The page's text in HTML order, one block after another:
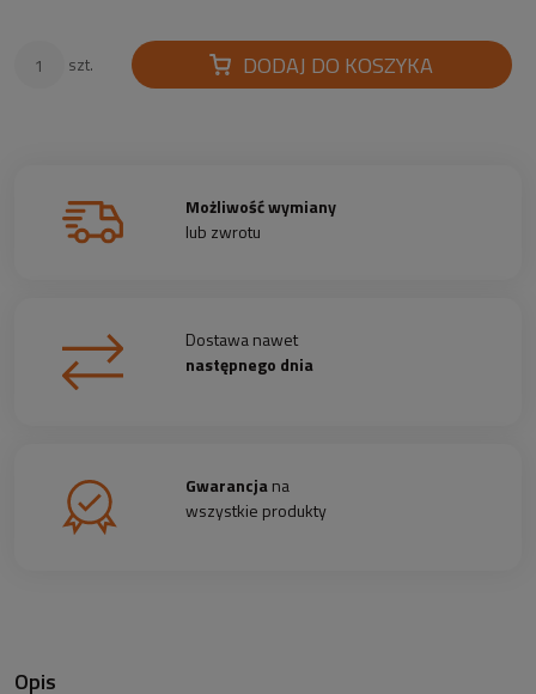
szt. DODAJ DO KOSZYKA
Możliwość wymiany
lub zwrotu
Dostawa nawet
następnego dnia
Gwarancjana
wszystkie produkty
Opis